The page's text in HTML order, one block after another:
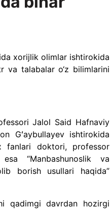
xorijlik olimlar ishtirokida
va talabalar o‘z bilimlarini
Jalol Said Hafnaviy
Gʻaybullayev ishtirokida
fanlari doktori, professor
“Manbashunoslik va
borish usullari haqida”
qadimgi davrdan hozirgi